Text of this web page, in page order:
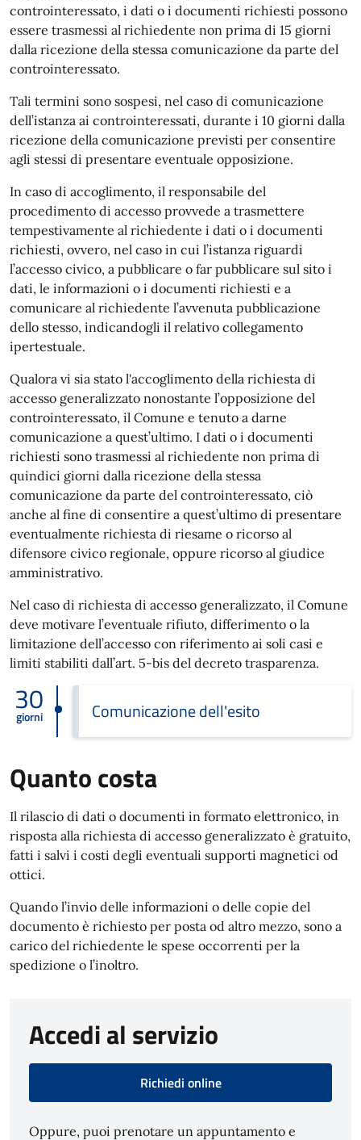
controinteressato, i dati o i documenti richiesti possono
essere trasmessi al richiedente non prima di 15 giorni
dalla ricezione della stessa comunicazione da parte del
controinteressato.
Tali termini sono sospesi, nel caso di comunicazione
dell’istanza ai controinteressati, durante i 10 giorni dalla
ricezione della comunicazione previsti per consentire
agli stessi di presentare eventuale opposizione.
In caso di accoglimento, il responsabile del
procedimento di accesso provvede a trasmettere
tempestivamente al richiedente i dati o i documenti
richiesti, ovvero, nel caso in cui l’istanza riguardi
l’accesso civico, a pubblicare o far pubblicare sul sito i
dati, le informazioni o i documenti richiesti e a
comunicare al richiedente l’avvenuta pubblicazione
dello stesso, indicandogli il relativo collegamento
ipertestuale.
Qualora vi sia stato l'accoglimento della richiesta di
accesso generalizzato nonostante l’opposizione del
controinteressato, il Comune e tenuto a darne
comunicazione a quest’ultimo. I dati o i documenti
richiesti sono trasmessi al richiedente non prima di
quindici giorni dalla ricezione della stessa
comunicazione da parte del controinteressato, ciò
anche al fine di consentire a quest’ultimo di presentare
eventualmente richiesta di riesame o ricorso al
difensore civico regionale, oppure ricorso al giudice
amministrativo.
Nel caso di richiesta di accesso generalizzato, il Comune
deve motivare l’eventuale rifiuto, differimento o la
limitazione dell’accesso con riferimento ai soli casi e
limiti stabiliti dall’art. 5-bis del decreto trasparenza.
30
giorni Comunicazione dell'esito
Quanto costa
Il rilascio di dati o documenti in formato elettronico, in
risposta alla richiesta di accesso generalizzato è gratuito,
fatti i salvi i costi degli eventuali supporti magnetici od
ottici.
Quando l’invio delle informazioni o delle copie del
documento è richiesto per posta od altro mezzo, sono a
carico del richiedente le spese occorrenti per la
spedizione o l’inoltro.
Accedi al servizio
Richiedi online
Oppure, puoi prenotare un appuntamento e